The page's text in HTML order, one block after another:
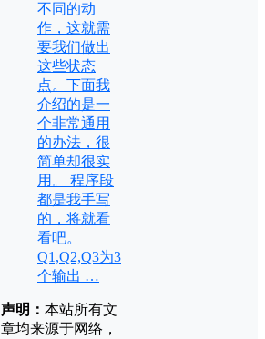
不同的动
作，这就需
要我们做出
这些状态
点。下面我
介绍的是一
个非常通用
的办法，很
简单却很实
用。 程序段
都是我手写
的，将就看
看吧。
Q1,Q2,Q3为3
个输出 …
声明： 本站所有文
章均来源于网络，